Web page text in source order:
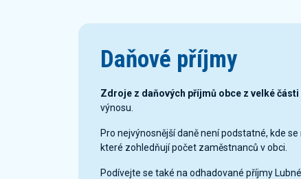
Daňové příjmy
Zdroje z daňových příjmů obce z velké
výnosu.
Pro nejvýnosnější daně není podstatné, kde
které zohledňují počet zaměstnanců v obci.
Podívejte se také na odhadované příjmy